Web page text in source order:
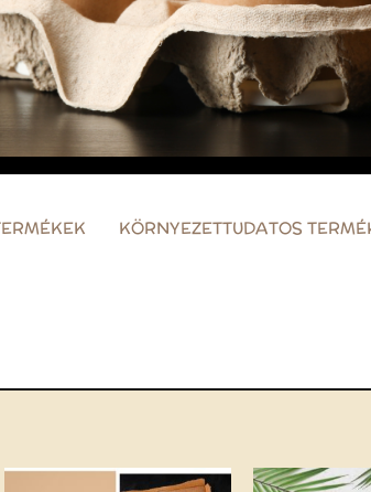
KÖRNYEZETTUDATOS